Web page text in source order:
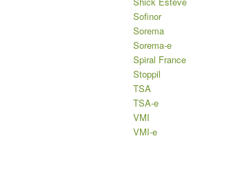
Sofinor
Sorema
Sorema-e
Spiral France
Stoppil
TSA
TSA-e
VMI
VMI-e